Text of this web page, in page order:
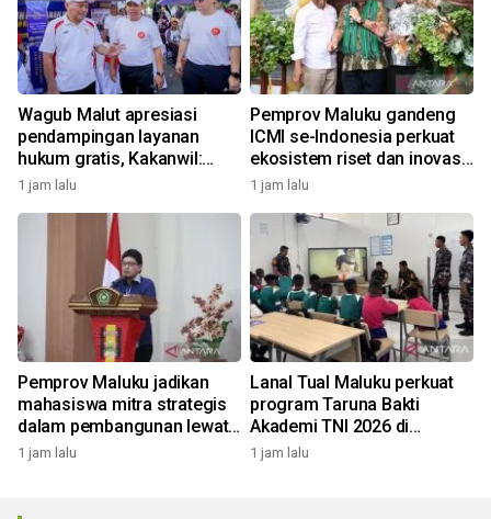
Wagub Malut apresiasi
pendampingan layanan
hukum gratis, Kakanwil:
Pencatatan Hak Cipta Musik
1 jam lalu
Pemprov Maluku gandeng
ICMI se-Indonesia perkuat
ekosistem riset dan inovasi
daerah
1 jam lalu
Pemprov Maluku jadikan
mahasiswa mitra strategis
dalam pembangunan lewat
gagasan konstruktif
1 jam lalu
Lanal Tual Maluku perkuat
program Taruna Bakti
Akademi TNI 2026 di
Sekolah Rakyat
1 jam lalu